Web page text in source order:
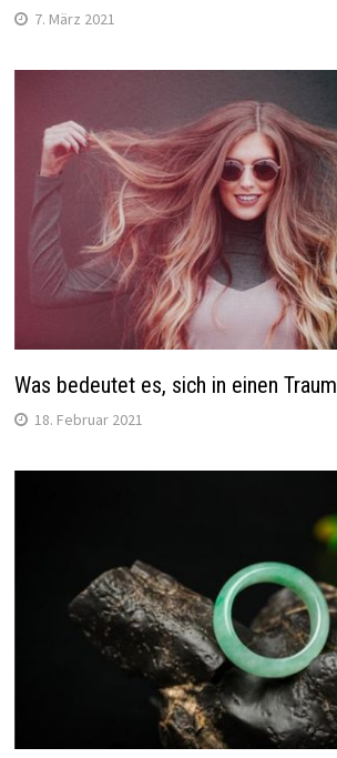
7. März 2021
Was bedeutet es, sich in einen
18. Februar 2021